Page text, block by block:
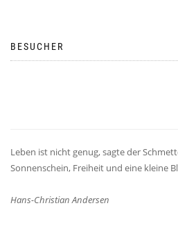
BESUCHER
Leben ist nicht genug, sagte der
Sonnenschein, Freiheit und eine kleine
Hans-Christian Andersen